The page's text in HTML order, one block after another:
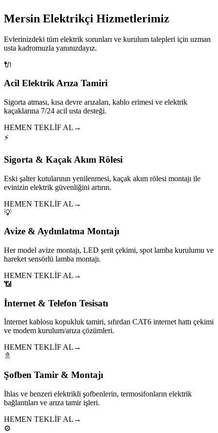
Mersin Elektrikçi Hizmetlerimiz
Evlerinizdeki tüm elektrik sorunları ve kurulum talepleri için uzman
usta kadromuzla yanınızdayız.
🔌
Acil Elektrik Arıza Tamiri
Sigorta atması, kısa devre arızaları, kablo erimesi ve elektrik
kaçaklarına 7/24 acil usta desteği.
HEMEN TEKLİF AL →
⚡
Sigorta & Kaçak Akım Rölesi
Eski şalter kutularının yenilenmesi, kaçak akım rölesi montajı ile
evinizin elektrik güvenliğini artırın.
HEMEN TEKLİF AL →
💡
Avize & Aydınlatma Montajı
Her model avize montajı, LED şerit çekimi, spot lamba kurulumu ve
hareket sensörlü lamba montajı.
HEMEN TEKLİF AL →
📶
İnternet & Telefon Tesisatı
İnternet kablosu kopukluk tamiri, sıfırdan CAT6 internet hattı çekimi
ve modem kurulum/arıza çözümleri.
HEMEN TEKLİF AL →
🚿
Şofben Tamir & Montajı
İhlas ve benzeri elektrikli şofbenlerin, termosifonların elektrik
bağlantıları ve arıza tamir işleri.
HEMEN TEKLİF AL →
⚙️